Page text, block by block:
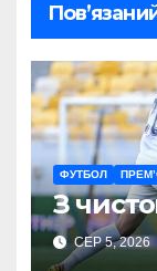
ФУТБОЛ
З
СЕР 5, 2026